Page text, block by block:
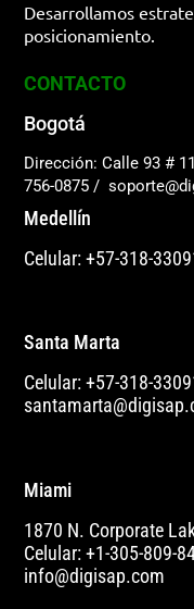
Desarrollamos
posicionamiento.
CONTACTO
Bogotá
Dirección: Calle 93 #
756-0875 /
Medellín
Celular: +57-318-
Santa Marta
Celular: +57-318-
Miami
1870 N. Corporate
Celular: +1-305-809-
info@digisap.com